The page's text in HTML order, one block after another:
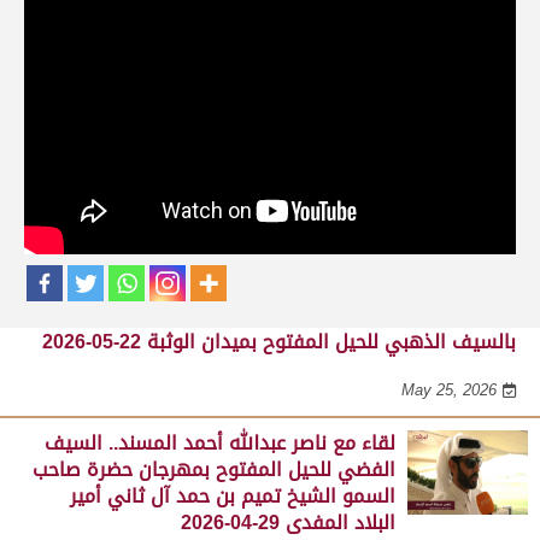
المفتوح بميدان الوثبة 22-05-2026
May 25, 2026
بالسيف الذهبي للحيل المفتوح بميدان الوثبة 22-05-2026
May 25, 2026
لقاء مع ناصر عبدالله أحمد المسند.. السيف
الفضي للحيل المفتوح بمهرجان حضرة صاحب
السمو الشيخ تميم بن حمد آل ثاني أمير
البلاد المفدى 29-04-2026